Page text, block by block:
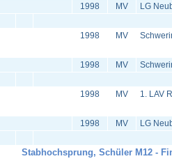
1998 MV LG
1998 MV
1998 MV
1998 MV 1. LAV
1998 MV LG
Stabhochsprung, Schüler M12 -